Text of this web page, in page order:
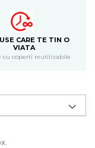
CARE TE TIN O
VIATA
cu coperti reutilizabile